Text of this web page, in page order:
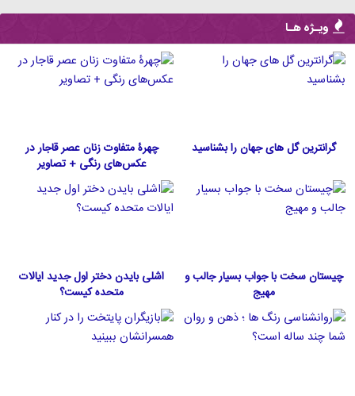
ویـژه هـا
گرانترین گل های جهان را بشناسید
چهرۀ متفاوت زنان عصر قاجار در
عکس‌های رنگی + تصاویر
چیستان سخت با جواب بسیار جالب و
مهیج
اشلی بایدن دختر اول جدید ایالات
متحده كيست؟